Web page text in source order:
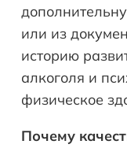
или из
историю
алкоголя и
физическое
Почему